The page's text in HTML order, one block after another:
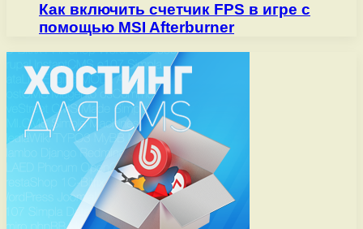
Как включить счетчик FPS в игре с
помощью MSI Afterburner